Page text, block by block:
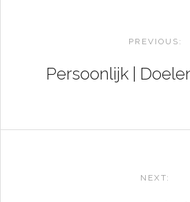
NAVIGATION
PREVIOUS:
Persoonlijk |
NEXT: